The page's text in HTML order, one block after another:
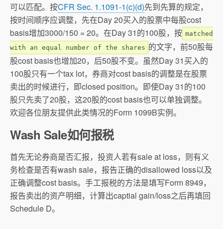
可以匹配。按CFR Sec. 1.1091-1(c)(d)先到先算的规定，
按时间顺序应调整，先在Day 20买入的股票中每股cost
basis增加3000/150 = 20。在Day 31的100股，按 matched
with an equal number of the shares 的文字，前50股每
股cost basis也增加20，后50股不变。虽然Day 31买入的
100股只有一个tax lot，券商对cost basis的调整是在股票
卖出的时候进行，即closed position。即使Day 31的100
股只先卖了20股，这20股的cost basis也可以单独调整。
欢迎各位朋友提供此类情况的Form 1099B实例。
Wash Sale如何报税
首先无论券商是否汇报，投资人若有sale at loss，则有义
务检查是否有wash sale，报告正确的disallowed loss以及
正确调整cost basis。手工报税的方法是填写Form 8949，
报告卖出的资产明细，计算出captial gain/loss之后再填回
Schedule D。